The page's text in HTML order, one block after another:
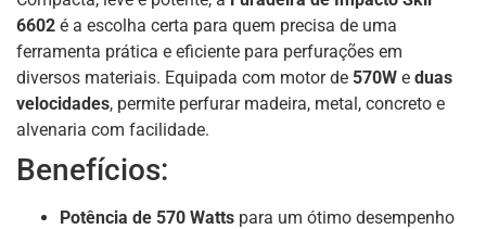
6602 é a escolha certa para quem precisa de uma
ferramenta prática e eficiente para perfurações em
diversos materiais. Equipada com motor de 570W e duas
velocidades, permite perfurar madeira, metal, concreto e
alvenaria com facilidade.
Benefícios:
Potência de 570 Watts para um ótimo desempenho